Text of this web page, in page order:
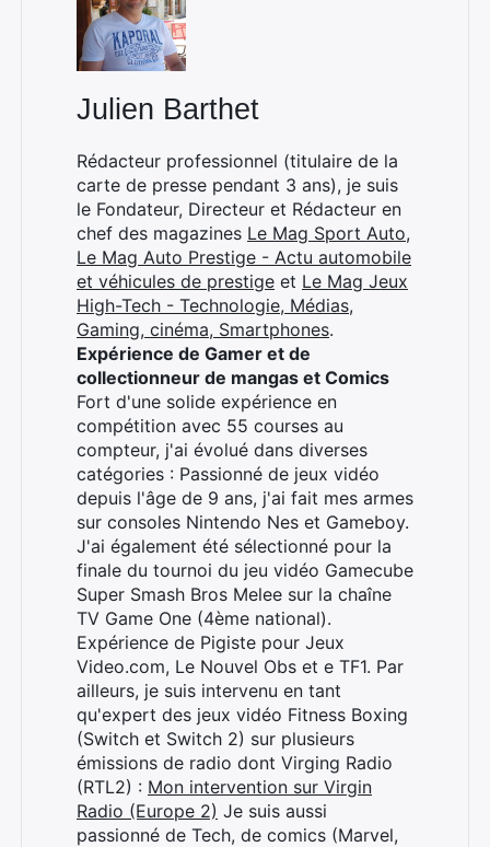
Julien Barthet
Rédacteur professionnel (titulaire de la
carte de presse pendant 3 ans), je suis
le Fondateur, Directeur et Rédacteur en
chef des magazines Le Mag Sport Auto,
Le Mag Auto Prestige - Actu automobile
et véhicules de prestige et Le Mag Jeux
High-Tech - Technologie, Médias,
Gaming, cinéma, Smartphones.
Expérience de Gamer et de
collectionneur de mangas et Comics
Fort d'une solide expérience en
compétition avec 55 courses au
compteur, j'ai évolué dans diverses
catégories : Passionné de jeux vidéo
depuis l'âge de 9 ans, j'ai fait mes armes
sur consoles Nintendo Nes et Gameboy.
J'ai également été sélectionné pour la
finale du tournoi du jeu vidéo Gamecube
Super Smash Bros Melee sur la chaîne
TV Game One (4ème national).
Expérience de Pigiste pour Jeux
Video.com, Le Nouvel Obs et e TF1. Par
ailleurs, je suis intervenu en tant
qu'expert des jeux vidéo Fitness Boxing
(Switch et Switch 2) sur plusieurs
émissions de radio dont Virging Radio
(RTL2) : Mon intervention sur Virgin
Radio (Europe 2) Je suis aussi
passionné de Tech, de comics (Marvel,